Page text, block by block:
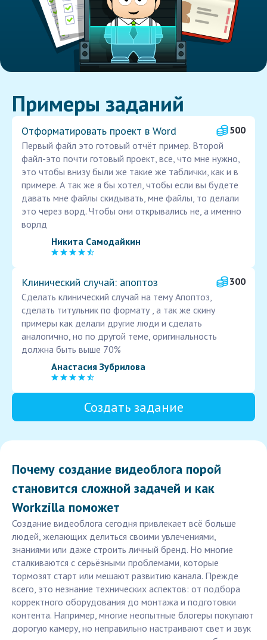
Примеры заданий
Отформатировать проект в Word
500
Первый файл это готовый отчёт пример. Второй
файл-это почти готовый проект, все, что мне нужно,
это чтобы внизу были же такие же таблички, как и в
примере. А так же я бы хотел, чтобы если вы будете
давать мне файлы скидывать, мне файлы, то делали
это через ворд. Чтобы они открывались не, а именно
ворлд
Никита Самодайкин
Клинический случай: апоптоз
300
Сделать клинический случай на тему Апоптоз,
сделать титульник по формату , а так же скину
примеры как делали другие люди и сделать
аналогично, но по другой теме, оригинальность
должна быть выше 70%
Анастасия Зубрилова
Создать задание
Почему создание видеоблога порой
становится сложной задачей и как
Workzilla поможет
Создание видеоблога сегодня привлекает всё больше
людей, желающих делиться своими увлечениями,
знаниями или даже строить личный бренд. Но многие
сталкиваются с серьёзными проблемами, которые
тормозят старт или мешают развитию канала. Прежде
всего, это незнание технических аспектов: от подбора
корректного оборудования до монтажа и подготовки
контента. Например, многие неопытные блогеры покупают
дорогую камеру, но неправильно настраивают свет и звук